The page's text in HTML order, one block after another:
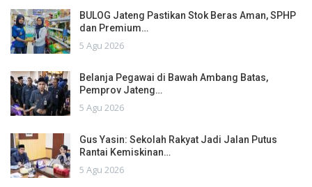
BULOG Jateng Pastikan Stok Beras Aman, SPHP
dan Premium…
5 Agu 2026
Belanja Pegawai di Bawah Ambang Batas,
Pemprov Jateng…
5 Agu 2026
Gus Yasin: Sekolah Rakyat Jadi Jalan Putus
Rantai Kemiskinan…
5 Agu 2026